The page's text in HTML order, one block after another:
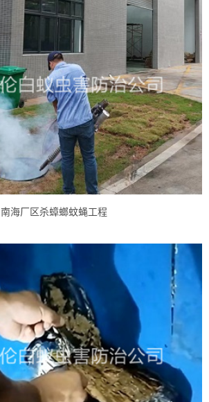
南海厂区杀蟑螂蚊蝇工程